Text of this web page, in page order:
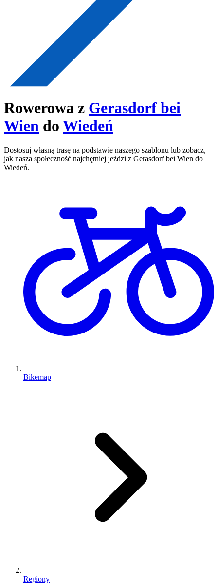
Rowerowa z Gerasdorf bei
Wien do Wiedeń
Dostosuj własną trasę na podstawie naszego szablonu lub zobacz,
jak nasza społeczność najchętniej jeździ z Gerasdorf bei Wien do
Wiedeń.
Bikemap
Regiony